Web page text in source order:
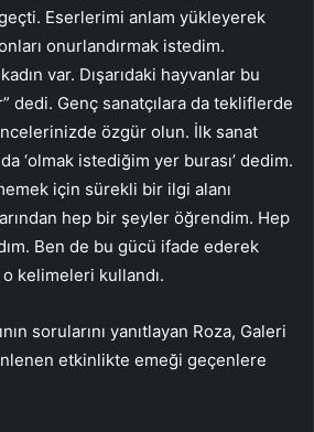
Eserlerimi anlam yükleyerek
onurlandırmak istedim.
var. Dışarıdaki hayvanlar bu
dedi. Genç sanatçılara da tekliflerde
özgür olun. İlk sanat
‘olmak istediğim yer burası’ dedim.
için sürekli bir ilgi alanı
hep bir şeyler öğrendim. Hep
Ben de bu gücü ifade ederek
kelimeleri kullandı.
sorularını yanıtlayan Roza, Galeri
etkinlikte emeği geçenlere